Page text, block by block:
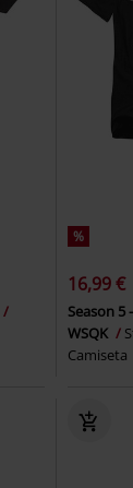
%
16,99 €
Season
WSQK
Camiseta